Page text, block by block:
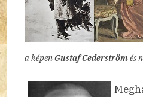
a képenGustaf Cederströmés